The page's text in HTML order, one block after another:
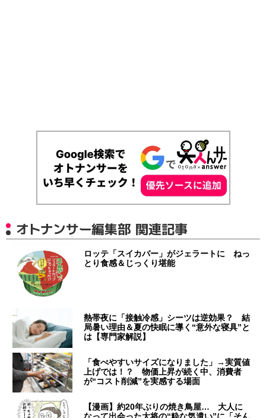
オトナンサー編集部 関連記事
ロッテ「スイカバー」がジェラートに ねっ
とり食感＆じっくり堪能
熱帯夜に「接触冷感」シーツは逆効果？ 結
局暑い理由＆夏の快眠に導く“意外な寝具”と
は【専門家解説】
「食べやすいサイズになりました」→実質値
上げでは！？ 物価上昇が続く中、消費者
が“コスト削減”を実感する場面
【漫画】約20年ぶりの焼き鳥屋… 大人に
なって出会った大将の“粋な気遣い”に「そん